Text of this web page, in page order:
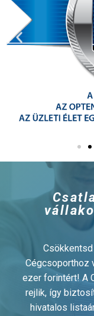
Cégcsoporthoz
ezer forintért! A
rejlik, így
hivatalos